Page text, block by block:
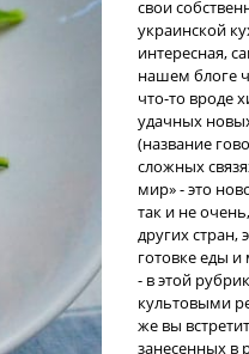
свои
украинской
интересная,
нашем блоге
что-то вроде
удачных
(название
сложных
мир» - это
так и не
других стран,
готовке еды
- в этой
культовыми
же вы
занесенных в